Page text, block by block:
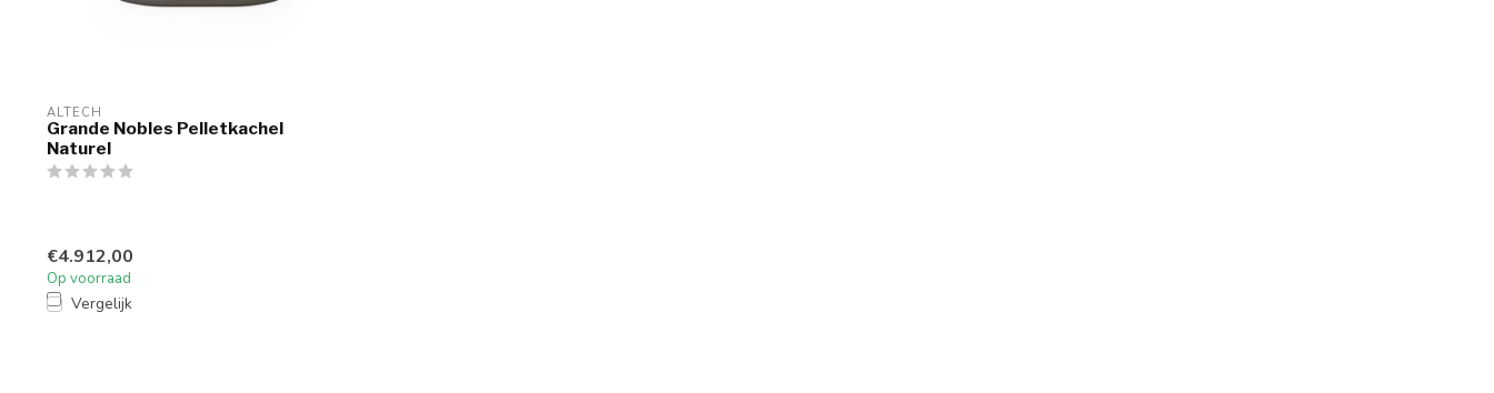
ALTECH
Grande Nobles Pelletkachel
Naturel
€4.912,00
Op voorraad
Vergelijk